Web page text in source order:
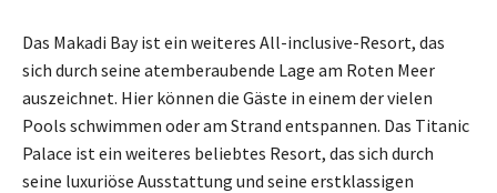
Das Makadi Bay ist ein weiteres All-inclusive-Resort, das
sich durch seine atemberaubende Lage am Roten Meer
auszeichnet. Hier können die Gäste in einem der vielen
Pools schwimmen oder am Strand entspannen. Das Titanic
Palace ist ein weiteres beliebtes Resort, das sich durch
seine luxuriöse Ausstattung und seine erstklassigen